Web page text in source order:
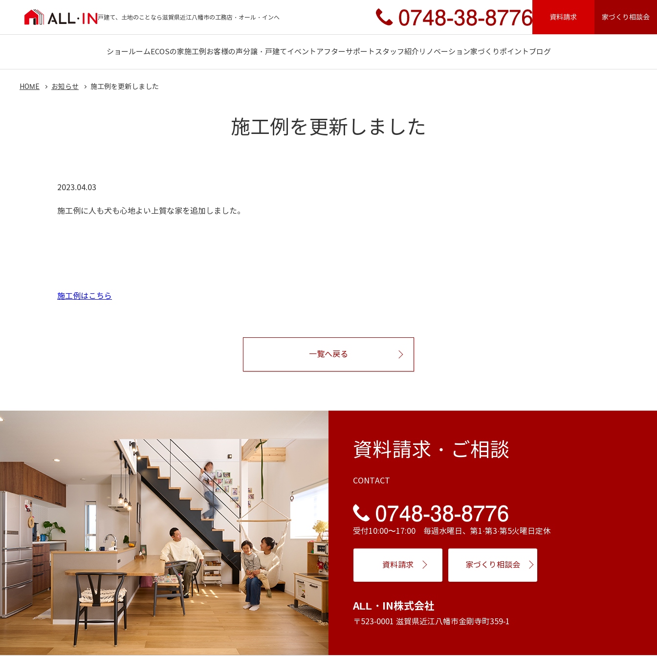
戸建て、土地のことなら滋賀県近江八幡市の工務店・オール・インへ 資料請求 家づくり相談会
ショールームECOSの家施工例 お客様の声分譲・戸建てイベント アフターサポート スタッフ紹介 リノベーション家づくりポイント ブログ
HOME お知らせ 施工例を更新しました
施工例を更新しました
2023.04.03
施工例に人も犬も心地よい上質な家を追加しました。
施工例はこちら
一覧へ戻る
資料請求・ご相談
CONTACT
受付10:00〜17:00 毎週水曜日、第1·第3·第5火曜日定休
資料請求 家づくり相談会
ALL・IN株式会社
〒523-0001 滋賀県近江八幡市金剛寺町359-1